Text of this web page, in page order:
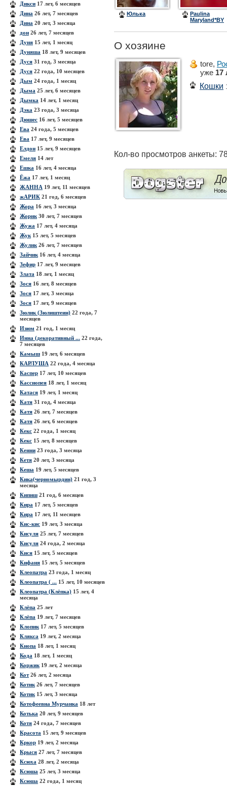
Дикси 17 лет, 6 месяцев
Дина 26 лет, 7 месяцев
Дина 20 лет, 3 месяца
дон 26 лет, 7 месяцев
Дуня 15 лет, 1 месяц
Дуняша 18 лет, 9 месяцев
Дуся 31 год, 3 месяца
Дуся 22 года, 10 месяцев
Дым 24 года, 1 месяц
Дыма 25 лет, 6 месяцев
Дымка 14 лет, 1 месяц
Дэка 23 года, 3 месяца
Дюшес 16 лет, 5 месяцев
Ева 24 года, 5 месяцев
Ева 17 лет, 9 месяцев
Елдон 15 лет, 9 месяцев
Емеля 14 лет
Ешка 16 лет, 4 месяца
Ёжа 17 лет, 1 месяц
ЖАННА 19 лет, 11 месяцев
жАРИК 21 год, 6 месяцев
Жора 16 лет, 3 месяца
Жорик 30 лет, 7 месяцев
Жужа 17 лет, 4 месяца
Жук 15 лет, 5 месяцев
Жулик 26 лет, 7 месяцев
Зайчик 16 лет, 4 месяца
Зефир 17 лет, 9 месяцев
Злата 18 лет, 1 месяц
Зося 16 лет, 8 месяцев
Зося 17 лет, 3 месяца
Зося 17 лет, 9 месяцев
Зюлик (Зюлиштеин) 22 года, 7
месяцев
Изюм 21 год, 1 месяц
Инна (декоративный ... 22 года,
7 месяцев
Камыш 19 лет, 6 месяцев
КАРЛУША 22 года, 4 месяца
Каспер 17 лет, 10 месяцев
Кассиопея 18 лет, 1 месяц
Катася 19 лет, 1 месяц
Катя 31 год, 4 месяца
Катя 26 лет, 7 месяцев
Катя 26 лет, 6 месяцев
Кекс 22 года, 1 месяц
Кекс 15 лет, 8 месяцев
Кенни 23 года, 3 месяца
Кетя 20 лет, 3 месяца
Кеша 19 лет, 5 месяцев
Кика(черномырдин) 21 год, 3
месяца
Кипиш 21 год, 6 месяцев
Кира 17 лет, 5 месяцев
Кира 17 лет, 11 месяцев
Кис-кис 19 лет, 3 месяца
Кисуля 25 лет, 7 месяцев
Кисуля 24 года, 2 месяца
Кися 15 лет, 5 месяцев
Кифаня 15 лет, 5 месяцев
Клеопатра 23 года, 1 месяц
Клеопатра ( ... 15 лет, 10 месяцев
Клеопатра (Клёпка) 15 лет, 4
месяца
Клёпа 25 лет
Клёпа 19 лет, 7 месяцев
Клопик 17 лет, 5 месяцев
Клякса 19 лет, 2 месяца
Кнопа 18 лет, 1 месяц
Кода 18 лет, 1 месяц
Коржик 19 лет, 2 месяца
Кот26 лет, 2 месяца
Котик 26 лет, 7 месяцев
Котик 15 лет, 3 месяца
Котофеевна Мурчанка 18 лет
Котька 20 лет, 9 месяцев
Котя 24 года, 7 месяцев
Красота 15 лет, 9 месяцев
Кркор 19 лет, 2 месяца
Крыся 27 лет, 7 месяцев
Ксюха 28 лет, 2 месяца
Ксюша 25 лет, 3 месяца
Ксюша 22 года, 1 месяц
Юлька
Paulina
Maryland*BY
О хозяине
tore,
уже 17
Кошки
Кол-во просмотров анкеты: